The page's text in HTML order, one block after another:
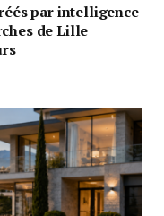
par intelligence
de Lille